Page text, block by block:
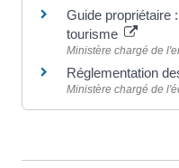
Guide propriétaire
tourisme
Ministère chargé de
Réglementation
Ministère chargé de